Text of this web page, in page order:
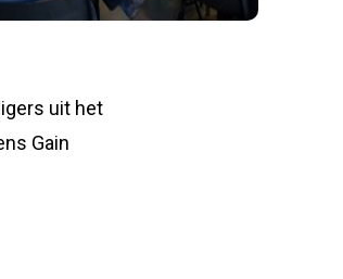
uit het
Gain